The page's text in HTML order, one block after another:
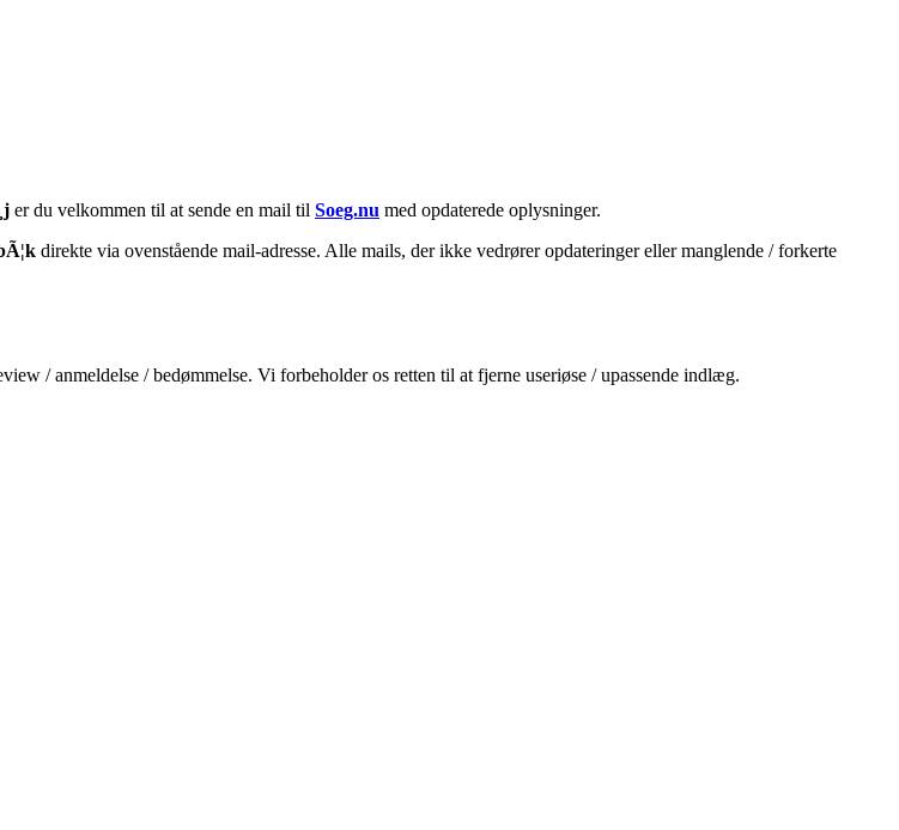
er du velkommen til at sende en mail til Soeg.nu med opdaterede oplysninger.
direkte via ovenstående mail-adresse. Alle mails, der ikke vedrører opdateringer eller manglende / forkerte
/ anmeldelse / bedømmelse. Vi forbeholder os retten til at fjerne useriøse / upassende indlæg.